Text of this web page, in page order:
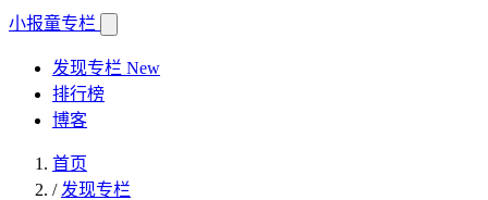
小报童专栏
发现专栏 New
排行榜
博客
首页
/ 发现专栏